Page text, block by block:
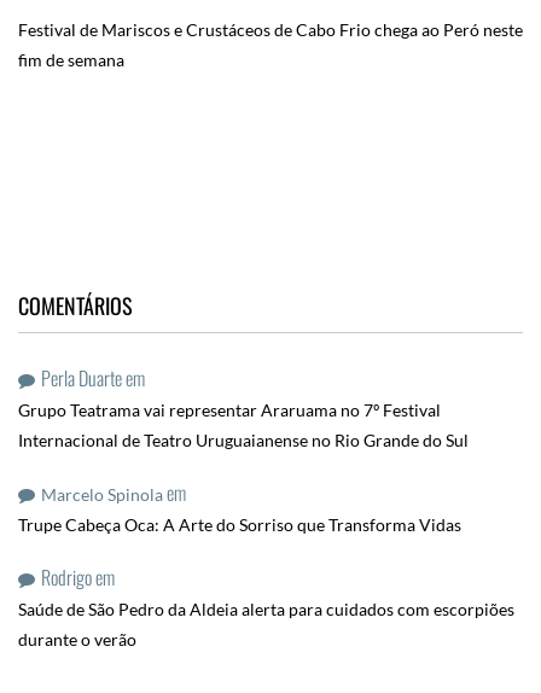
Festival de Mariscos e Crustáceos de Cabo Frio chega ao Peró neste
fim de semana
COMENTÁRIOS
Perla Duarteem
Grupo Teatrama vai representar Araruama no 7º Festival
Internacional de Teatro Uruguaianense no Rio Grande do Sul
Marcelo Spinolaem
Trupe Cabeça Oca: A Arte do Sorriso que Transforma Vidas
Rodrigoem
Saúde de São Pedro da Aldeia alerta para cuidados com escorpiões
durante o verão